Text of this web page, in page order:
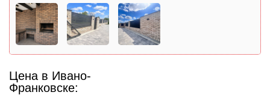
Цена в Ивано-
Франковске: